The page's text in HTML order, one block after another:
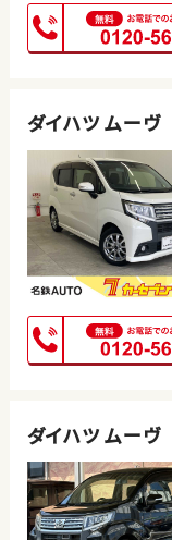
ダイハツ ムーヴ
ダイハツ ムーヴ